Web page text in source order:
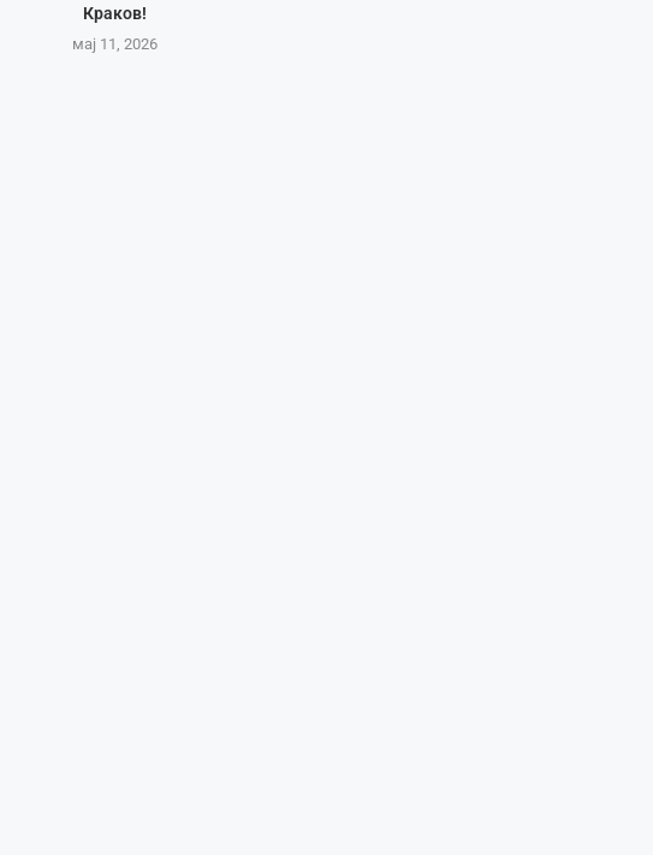
Краков!
мај 11, 2026